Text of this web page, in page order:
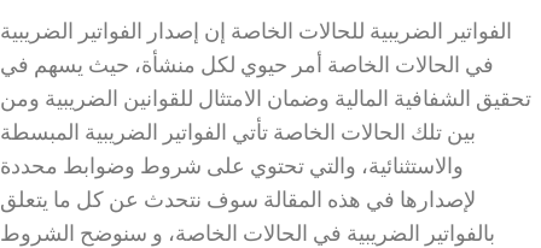
الفواتير الضريبية للحالات الخاصة إن إصدار الفواتير الضريبية
في الحالات الخاصة أمر حيوي لكل منشأة، حيث يسهم في
تحقيق الشفافية المالية وضمان الامتثال للقوانين الضريبية ومن
بين تلك الحالات الخاصة تأتي الفواتير الضريبية المبسطة
والاستثنائية، والتي تحتوي على شروط وضوابط محددة
لإصدارها في هذه المقالة سوف نتحدث عن كل ما يتعلق
بالفواتير الضريبية في الحالات الخاصة، و سنوضح الشروط